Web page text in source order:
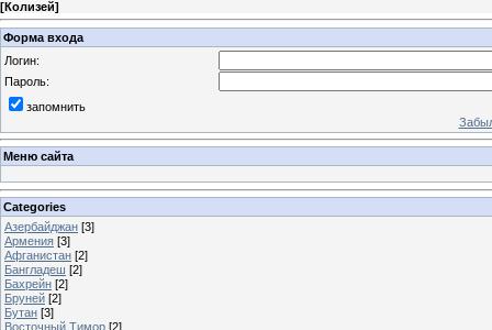
[Колизей]
Форма входа
Логин:
Пароль:
запомнить
Меню сайта
Categories
Азербайджан [3]
Армения [3]
Афганистан [2]
Бангладеш [2]
Бахрейн [2]
Бруней [2]
Бутан [3]
Восточный Тимор [2]